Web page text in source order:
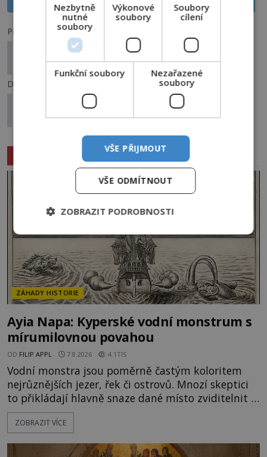
Předchozí článek
Záhada slavného obrazu: Proč Pablo Picasso
obraz Guernica nikdy nekomentoval?
Další článek
Spiritismus ve starověkém Egyptě: Velekněz
vyvolal ducha z thébské nekropole
Související články
ZÁHADY HISTORIE
Ayia Napa: Kyperské vodní monstrum s
mírumilovnou povahou
OD FILIP APPL 7.8.2026 4.1TIS
Vodní monstra jsou poměrně častým koloritem
nejrůznějších jezer, řek či ostrovů. Mnozí skeptici
to přikládají hlavně snaze dané místo zviditelnit a
přitáhnout k němu pozornost záhadám
nakloněných turistů. Je to také případ kyperského
legendami o něm ukrývat nějaký pravdivý základ?
ZOBRAZIT VÍCE
Nezbytně
nutné
soubory
Výkonové
soubory
Soubory
cílení
Funkční soubory
Nezařazené
soubory
VŠE PŘIJMOUT
VŠE ODMÍTNOUT
ZOBRAZIT PODROBNOSTI